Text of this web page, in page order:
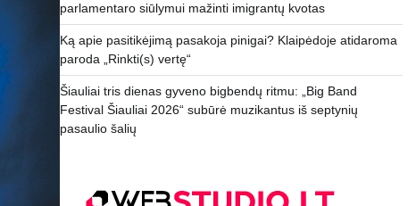
parlamentaro siūlymui mažinti imigrantų kvotas
Ką apie pasitikėjimą pasakoja pinigai? Klaipėdoje atidaroma
paroda „Rinkti(s) vertę“
Šiauliai tris dienas gyveno bigbendų ritmu: „Big Band
Festival Šiauliai 2026“ subūrė muzikantus iš septynių
pasaulio šalių